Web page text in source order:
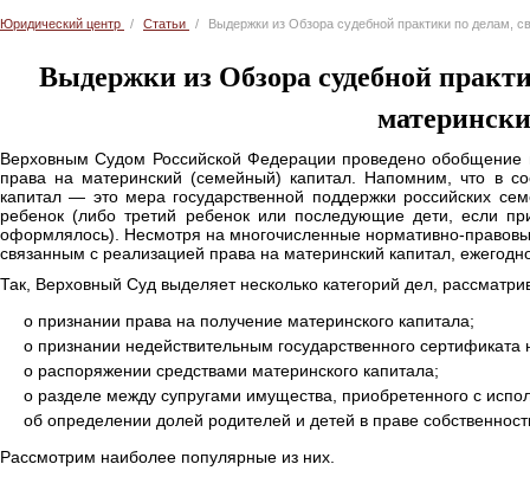
Юридический центр Статьи Выдержки из Обзора судебной практики по делам,
Выдержки из Обзора судебной
Верховным Судом Российской Федерации проведено обобщение
права на материнский (семейный) капитал. Напомним, что в
капитал — это мера государственной поддержки российских
ребенок (либо третий ребенок или последующие дети, если
оформлялось). Несмотря на многочисленные нормативно-
связанным с реализацией права на материнский капитал,
Так, Верховный Суд выделяет несколько категорий дел,
о признании права на получение материнского капитала;
о признании недействительным государственного сертификата
о распоряжении средствами материнского капитала;
о разделе между супругами имущества, приобретенного с
об определении долей родителей и детей в праве
Рассмотрим наиболее популярные из них.